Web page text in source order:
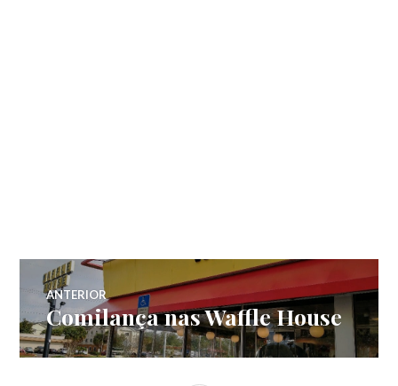
Navegação
de
ANTERIOR
Post
anterior:
Comilança nas Waffle House